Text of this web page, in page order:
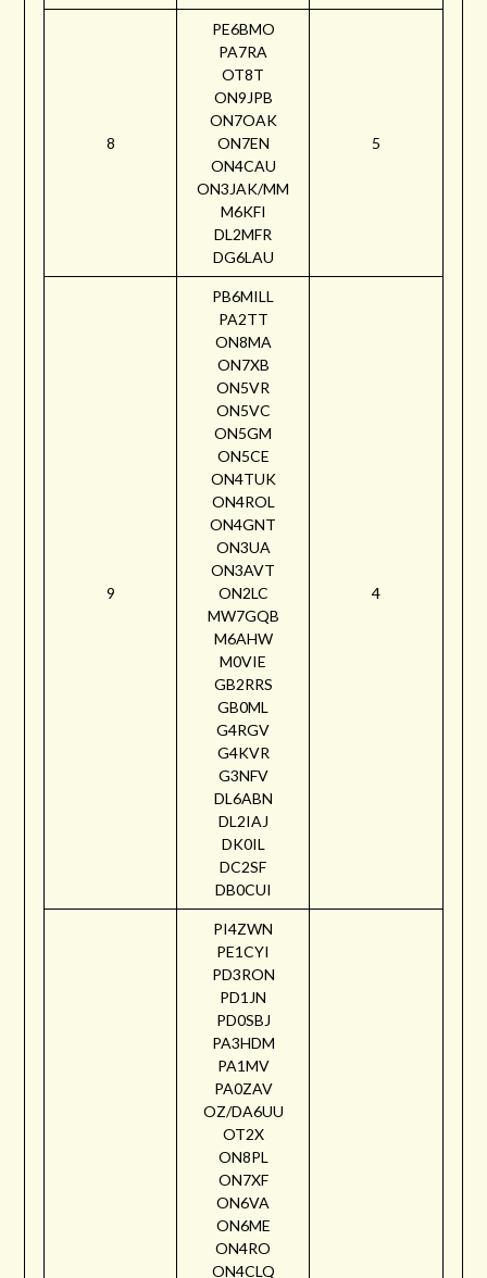
8
PE6BMO
PA7RA
OT8T
ON9JPB
ON7OAK
ON7EN
ON4CAU
ON3JAK/MM
M6KFI
DL2MFR
DG6LAU
5
9
PB6MILL
PA2TT
ON8MA
ON7XB
ON5VR
ON5VC
ON5GM
ON5CE
ON4TUK
ON4ROL
ON4GNT
ON3UA
ON3AVT
ON2LC
MW7GQB
M6AHW
M0VIE
GB2RRS
GB0ML
G4RGV
G4KVR
G3NFV
DL6ABN
DL2IAJ
DK0IL
DC2SF
DB0CUI
4
PI4ZWN
PE1CYI
PD3RON
PD1JN
PD0SBJ
PA3HDM
PA1MV
PA0ZAV
OZ/DA6UU
OT2X
ON8PL
ON7XF
ON6VA
ON6ME
ON4RO
ON4CLQ